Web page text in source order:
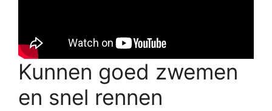
Kunnen goed zwemen
en snel rennen